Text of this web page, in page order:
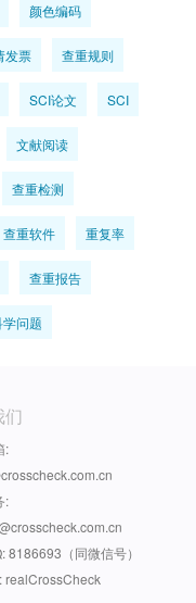
颜色编码
发票 查重规则
SCI论文 SCI
文献阅读
查重检测
查重软件 重复率
查重报告
学问题
们
:
:
8186693（同微信号）
realCrossCheck